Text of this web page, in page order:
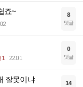
죠~ 8
댓글
1 22:01
0
댓글
잘못이냐 14